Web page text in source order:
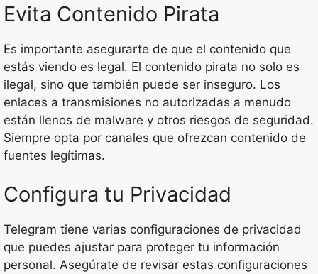
Evita Contenido Pirata
Es importante asegurarte de que el contenido que
estás viendo es legal. El contenido pirata no solo es
ilegal, sino que también puede ser inseguro. Los
enlaces a transmisiones no autorizadas a menudo
están llenos de malware y otros riesgos de seguridad.
Siempre opta por canales que ofrezcan contenido de
fuentes legítimas.
Configura tu Privacidad
Telegram tiene varias configuraciones de privacidad
que puedes ajustar para proteger tu información
personal. Asegúrate de revisar estas configuraciones